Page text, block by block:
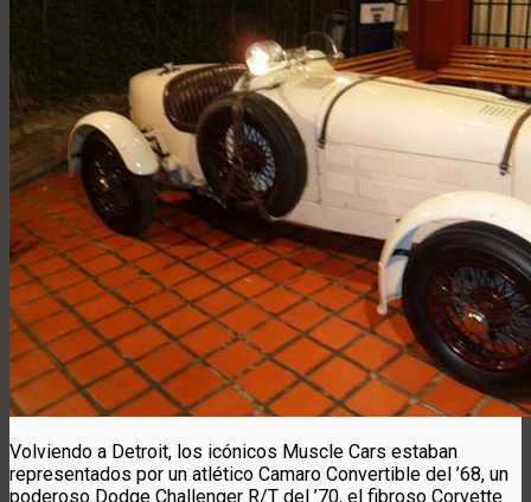
Volviendo a Detroit, los icónicos Muscle Cars estaban
representados por un atlético Camaro Convertible del ’68, un
poderoso Dodge Challenger R/T del ’70, el fibroso Corvette